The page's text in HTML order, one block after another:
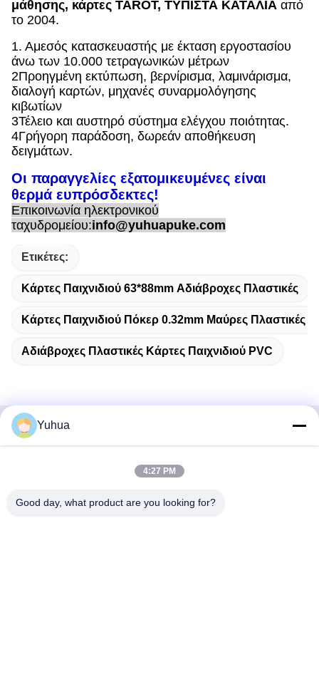
μάθησης, κάρτες TAROT, ΤΥΠΙΣΤΑ ΚΑΤΑΛΙΑ από
το 2004.
1. Αμεσός κατασκευαστής με έκταση εργοστασίου
άνω των 10.000 τετραγωνικών μέτρων
2Προηγμένη εκτύπωση, βερνίρισμα, λαμινάρισμα,
διαλογή καρτών, μηχανές συναρμολόγησης
κιβωτίων
3Τέλειο και αυστηρό σύστημα ελέγχου ποιότητας.
4Γρήγορη παράδοση, δωρεάν αποθήκευση
δειγμάτων.
Οι παραγγελίες εξατομικευμένες είναι
θερμά ευπρόσδεκτες!
Επικοινωνία ηλεκτρονικού
ταχυδρομείου:info@yuhuapuke.com
Ετικέτες:
Κάρτες Παιχνιδιού 63*88mm Αδιάβροχες Πλαστικές
Κάρτες Παιχνιδιού Πόκερ 0.32mm Μαύρες Πλαστικές
Αδιάβροχες Πλαστικές Κάρτες Παιχνιδιού PVC
Γρήγορη επικοινωνία
Προσθήκη: αριθ. 26 Lixin 6th Road, Zengcheng District,
Yuhua
4:27 PM
Good day, what product are you looking for?